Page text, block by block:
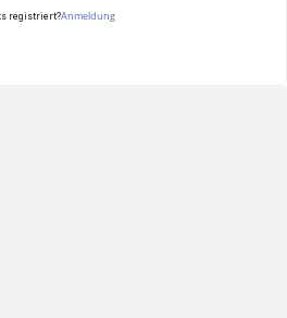
registriert?Anmeldung